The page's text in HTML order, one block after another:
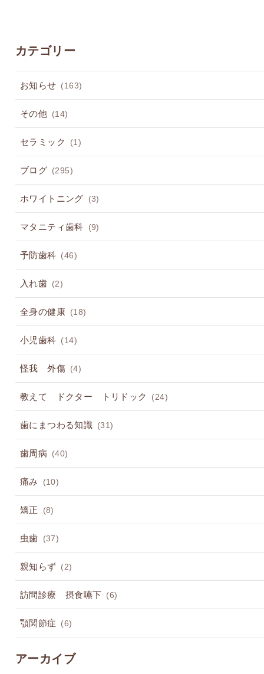
カテゴリー
お知らせ (163)
その他 (14)
セラミック (1)
ブログ (295)
ホワイトニング (3)
マタニティ歯科 (9)
予防歯科 (46)
入れ歯 (2)
全身の健康 (18)
小児歯科 (14)
怪我 外傷 (4)
教えて ドクター トリドック (24)
歯にまつわる知識 (31)
歯周病 (40)
痛み (10)
矯正 (8)
虫歯 (37)
親知らず (2)
訪問診療 摂食嚥下 (6)
顎関節症 (6)
アーカイブ